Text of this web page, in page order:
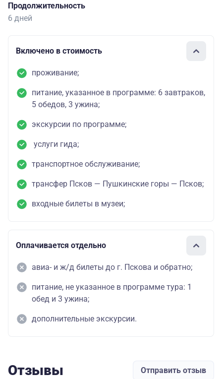
Продолжительность
6 дней
Включено в стоимость
проживание;
питание, указанное в программе: 6 завтраков,
5 обедов, 3 ужина;
экскурсии по программе;
услуги гида;
транспортное обслуживание;
трансфер Псков — Пушкинские горы — Псков;
входные билеты в музеи;
Оплачивается отдельно
авиа- и ж/д билеты до г. Пскова и обратно;
питание, не указанное в программе тура: 1
обед и 3 ужина;
дополнительные экскурсии.
Отзывы Отправить отзыв